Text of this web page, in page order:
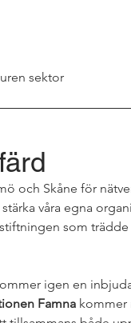
sektor
och Skåne för
våra egna
som trädde
igen en
Famna kommer